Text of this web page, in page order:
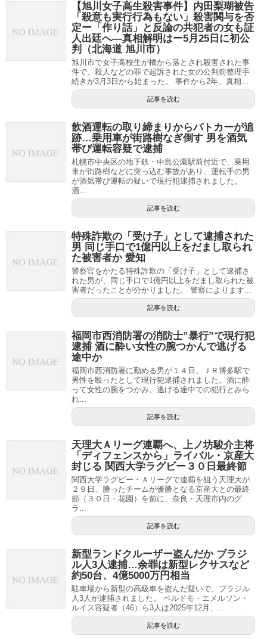
【旭川女子高生殺害事件】内田梨瑚被告
「殺意も実行行為もない」殺害関与を否
定ー「作り話」と反論の共犯者の女も証
人出廷へ―真相解明はー5月25日に初公
判（北海道 旭川市）
旭川市で女子高校生が橋から落とされ殺害された事
件で、殺人などの罪で起訴された女の公判前整理手
続きが3月3日から始まった。 事件から2年、真相...
記事を読む
飲酒運転の取り締まりからパトカーが追
跡…乗用車が街路樹なぎ倒す 男を酒気
帯び運転容疑で逮捕
札幌市中央区の地下鉄・中島公園駅前付近で、乗用
車が街路樹などに突っ込む事故があり、運転手の男
が酒気帯び運転の疑いで現行犯逮捕されました。
酒...
記事を読む
特殊詐欺の「受け子」として逮捕された
男 同じ手口で1億円以上をだまし取られ
た被害者か 愛知
警察官をかたる特殊詐欺の「受け子」として逮捕さ
れた男が、同じ手口で1億円以上をだまし取られた被
害者だったことが分かりました。 警察によります...
記事を読む
福岡市西消防署の消防士”暴行”で現行犯
逮捕 酒に酔い女性の腕つかんで逃げる
途中か
福岡市西消防署に勤める男が１４日、ＪＲ博多駅で
男性を殴ったとして現行犯逮捕されました。酒に酔
って女性の腕をつかみ、逃げる途中での犯行とみら
れ...
記事を読む
天理大Ａリーグ連覇へ、上ノ坊駿介主将
「ディフェンスから」ライバル・京産大
封じる 関西大学ラグビー３０日最終節
関西大学ラグビー・Ａリーグで連覇を狙う天理大が
２９日、勝ったチームが優勝となる京産大との最終
節（３０日・花園）を前に、奈良・天理市内のグ
ラ...
記事を読む
新型ランドクルーザー盗んだか ブラジ
ル人3人逮捕…余罪は新型レクサスなど
約50台、4億5000万円相当
駐車場から新型の高級車を盗んだ疑いで、ブラジル
人3人が逮捕されました。 ペルドモ・エメルソン・
ルイス容疑者（46）ら3人は2025年12月、...
記事を読む